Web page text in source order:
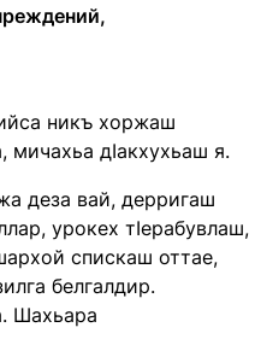
никъ хоржаш
мичахьа дIакхухьаш я.
деза вай, дерригаш
урокех тIерабувлаш,
спискаш оттае,
белгалдир.
Шахьара